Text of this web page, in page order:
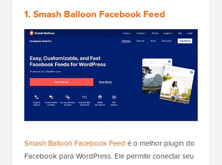
1. Smash Balloon Facebook Feed
Smash Balloon Facebook Feed é o melhor plugin do
Facebook para WordPress. Ele permite conectar seu